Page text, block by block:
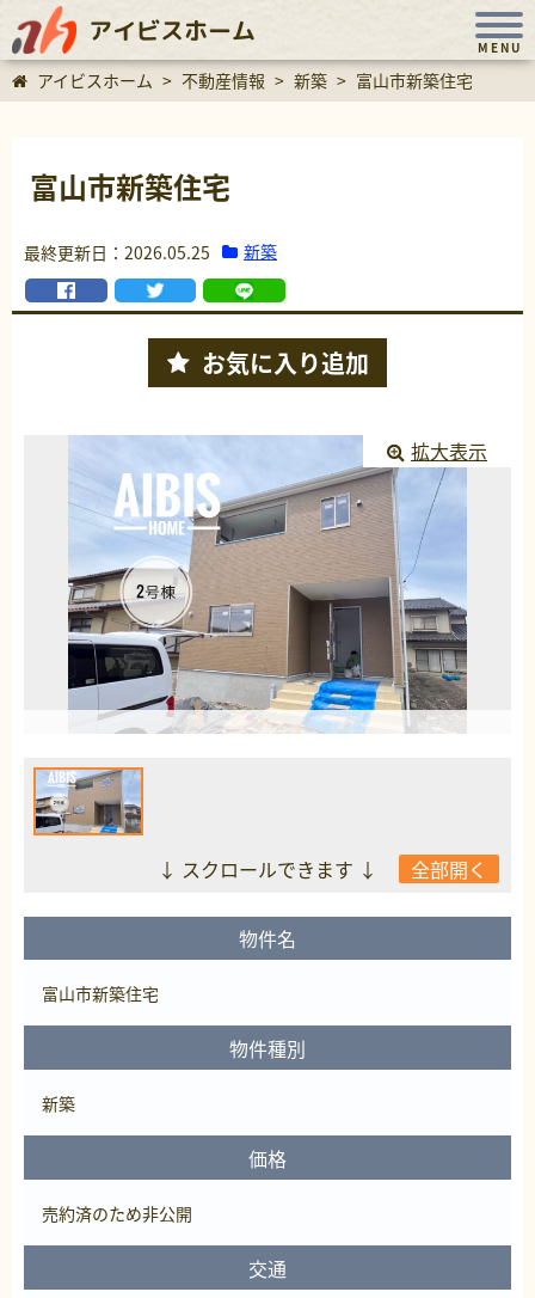
アイビスホーム
MENU
アイビスホーム > 不動産情報 > 新築 > 富山市新築住宅
富山市新築住宅
最終更新日：2026.05.25 新築
お気に入り追加
↓ スクロールできます ↓ 全部開く
拡大表示
物件名
富山市新築住宅
物件種別
新築
価格
売約済のため非公開
交通